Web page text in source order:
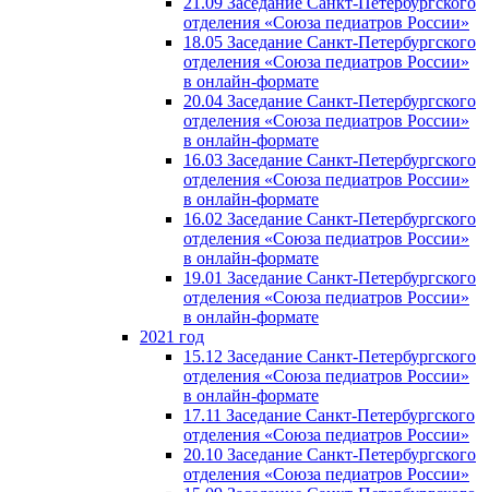
отделения «Союза педиатров России»
18.05 Заседание Санкт-Петербургского
отделения «Союза педиатров России»
в онлайн-формате
20.04 Заседание Санкт-Петербургского
отделения «Союза педиатров России»
в онлайн-формате
16.03 Заседание Санкт-Петербургского
отделения «Союза педиатров России»
в онлайн-формате
16.02 Заседание Санкт-Петербургского
отделения «Союза педиатров России»
в онлайн-формате
19.01 Заседание Санкт-Петербургского
отделения «Союза педиатров России»
в онлайн-формате
2021 год
15.12 Заседание Санкт-Петербургского
отделения «Союза педиатров России»
в онлайн-формате
17.11 Заседание Санкт-Петербургского
отделения «Союза педиатров России»
20.10 Заседание Санкт-Петербургского
отделения «Союза педиатров России»